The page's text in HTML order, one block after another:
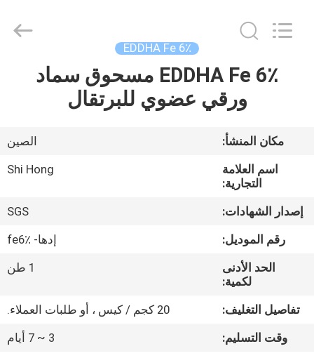
الصفحة
الرئيسية
منتجات
أشرطة
فيديو
معلومات
Technology
Co.,Ltd.
EDDHA Fe 6٪
EDDHA Fe 6٪ مسحوق سماد
ورقي عضوي للبرتقال
مكان المنشأ:
الصين
اسم العلامة
التجارية:
Shi Hong
إصدار الشهادات:
SGS
رقم الموديل:
إدها- fe6٪
الحد الأدنى
لكمية:
1 طن
تفاصيل التغليف:
20 كجم / كيس ، أو طلبات العملاء.
وقت التسليم:
3 ~ 7 أيام